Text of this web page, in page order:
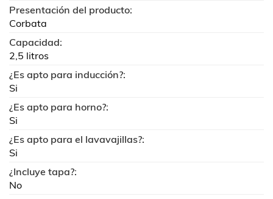
Presentación del producto:
Corbata
Capacidad:
2,5 litros
¿Es apto para inducción?:
Si
¿Es apto para horno?:
Si
¿Es apto para el lavavajillas?:
Si
¿Incluye tapa?:
No